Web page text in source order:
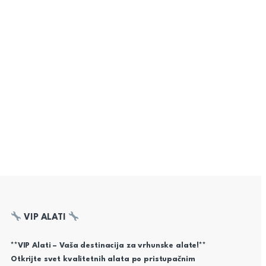
VIP ALATI
**VIP Alati – Vaša destinacija za vrhunske alate!**
Otkrijte svet kvalitetnih alata po pristupačnim